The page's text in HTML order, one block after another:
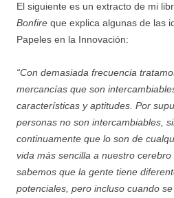
El siguiente es un extracto de mi
Bonfire que explica algunas de las
Papeles en la Innovación:
“Con demasiada frecuencia
mercancías que son
características y aptitudes. Por
personas no son intercambiables,
continuamente que lo son de
vida más sencilla a nuestro
sabemos que la gente tiene
potenciales, pero incluso cuando